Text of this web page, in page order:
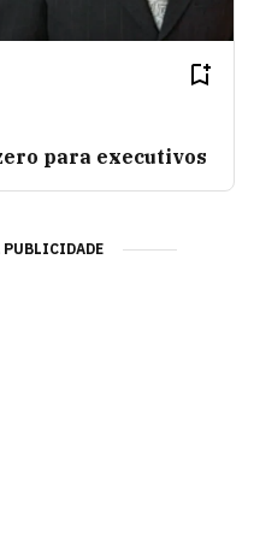
para executivos
PUBLICIDADE